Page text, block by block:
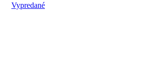
Vypredané